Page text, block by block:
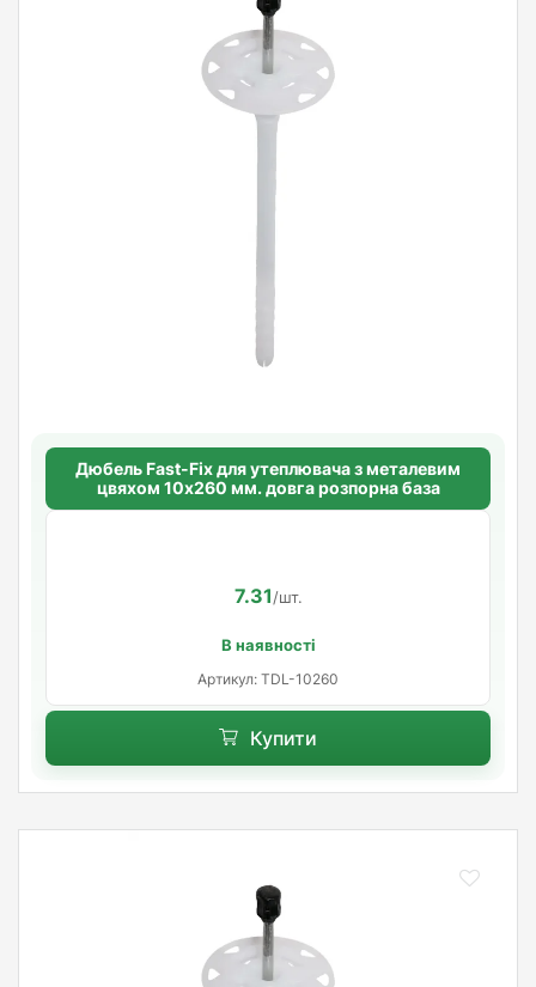
Дюбель Fast-Fix для утеплювача з металевим
цвяхом 10х260 мм. довга розпорна база
7.31/шт.
В наявності
Артикул: TDL-10260
Купити